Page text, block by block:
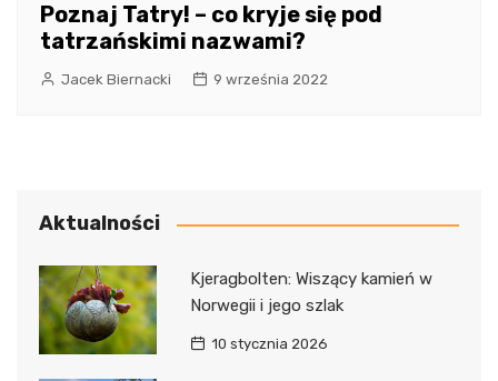
Poznaj Tatry! – co kryje się pod
tatrzańskimi nazwami?
Jacek Biernacki 9 września 2022
Aktualności
Kjeragbolten: Wiszący kamień w
Norwegii i jego szlak
10 stycznia 2026